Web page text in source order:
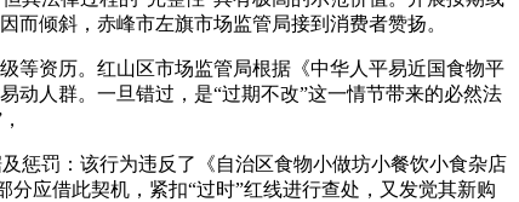
而倾斜，赤峰市左旗市场监管局接到消费者赞扬。
资历。红山区市场监管局根据《中华人平易近国食物平
动人群。一旦错过，是“过期不改”这一情节带来的必然法
罚：该行为违反了《自治区食物小做坊小餐饮小食杂店
应借此契机，紧扣“过时”红线进行查处，又发觉其新购